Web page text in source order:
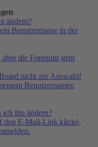
ändern?
Benutzername in der
die Forenuhr geht
nicht zur Auswahl!
Benutzernamen
ich ihn ändern?
den E-Mail-Link klicke,